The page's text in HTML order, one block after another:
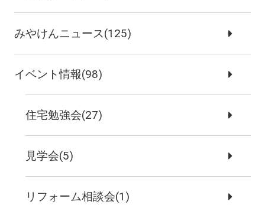
みやけんニュース(125)
イベント情報(98)
住宅勉強会(27)
見学会(5)
リフォーム相談会(1)